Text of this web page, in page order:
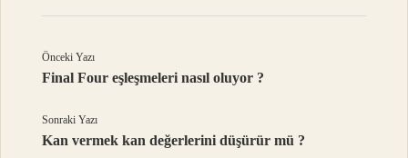
Önceki Yazı
Final Four eşleşmeleri nasıl oluyor ?
Sonraki Yazı
Kan vermek kan değerlerini düşürür mü ?